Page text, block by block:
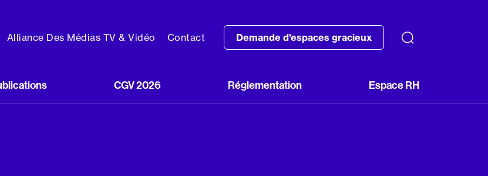
Alliance Des Médias TV & Vidéo Contact Demande d'espaces gracieux
CGV 2026 Réglementation Espace RH